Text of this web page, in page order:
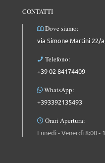
CONTATTI
Dove siamo:
via Simone Martini 22/
Telefono:
+39 02 84174409
WhatsApp:
+393392135493
Orari Apertura:
Lunedì - Venerdì 8:00 -